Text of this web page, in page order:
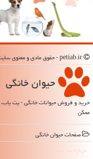
حیوان خانگی
خرید و فروش حیوانات خانگی - پت یاب،
ممکن
صفحات حیوان خانگی
درباره پت یاب